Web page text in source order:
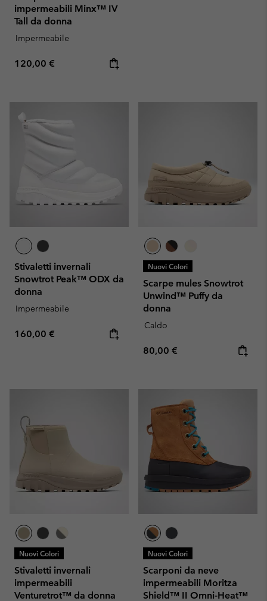
impermeabili Minx™ IV
Tall da donna
Impermeabile
Regular price:
120,00 €
Stivaletti invernali
Snowtrot Peak™ ODX da
donna
Impermeabile
Regular price:
160,00 €
Nuovi Colori
Scarpe mules Snowtrot
Unwind™ Puffy da
donna
Caldo
Regular price:
80,00 €
Nuovi Colori
Stivaletti invernali
impermeabili
Venturetrot™ da donna
Nuovi Colori
Scarponi da neve
impermeabili Moritza
Shield™ II Omni-Heat™